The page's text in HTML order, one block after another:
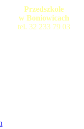
Przedszkole
w Boniowicach
tel. 32 233 79 03